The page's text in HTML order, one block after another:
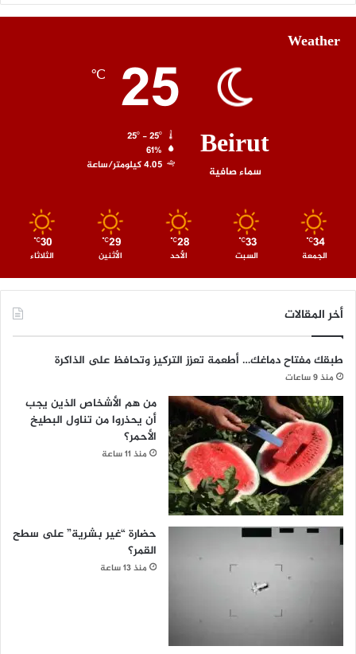
Weather
Beirut
سماء صافية
25
℃
61%
4.05 كيلومتر/ساعة
34
℃
الجمعة
33
℃
السبت
28
℃
الأحد
29
℃
الأثنين
30
℃
الثلاثاء
أخر المقالات
طبقك مفتاح دماغك… أطعمة تعزز التركيز وتحافظ على الذاكرة
منذ 9 ساعات
من هم الأشخاص الذين يجب
أن يحذروا من تناول البطيخ
الأحمر؟
منذ 11 ساعة
حضارة “غير بشرية” على سطح
القمر؟
منذ 13 ساعة